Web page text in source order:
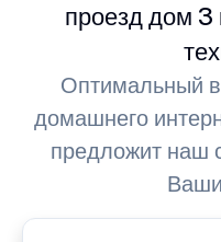
проезд дом 3
Оптимальный
домашнего
предложит наш